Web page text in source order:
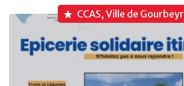
CCAS, Ville de